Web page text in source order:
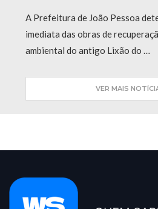
A Prefeitura de João Pessoa
imediata das obras de
ambiental do antigo Lixão do …
VER MAIS